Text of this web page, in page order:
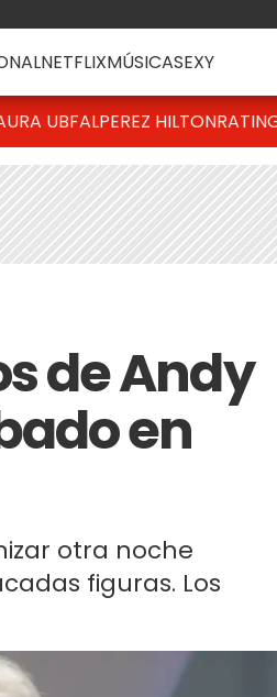
NETFLIXMÚSICASEXY
UBFALPEREZ HILTON
de Andy
en
otra noche
figuras. Los